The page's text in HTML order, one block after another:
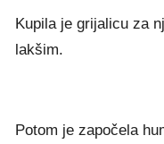
Kupila je grijalicu za
lakšim.
Potom je započela